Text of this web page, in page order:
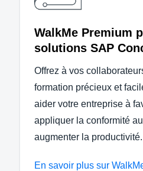
WalkMe Premium
solutions SAP
Offrez à vos
formation précieux et
aider votre entreprise à
appliquer la conformité
augmenter la productivité.
En savoir plus sur